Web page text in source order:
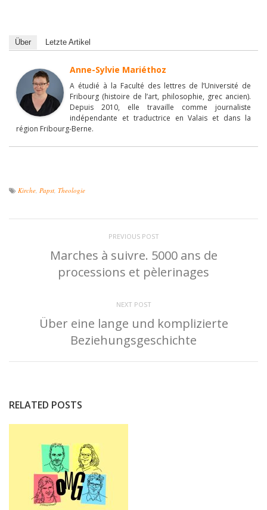
Über Letzte Artikel
Anne-Sylvie Mariéthoz
A étudié à la Faculté des lettres de l’Université de
Fribourg (histoire de l’art, philosophie, grec ancien).
Depuis 2010, elle travaille comme journaliste
indépendante et traductrice en Valais et dans la
région Fribourg-Berne.
Kirche Papst Theologie
PREVIOUS POST
Marches à suivre. 5000 ans de
processions et pèlerinages
NEXT POST
Über eine lange und komplizierte
Beziehungsgeschichte
RELATED POSTS